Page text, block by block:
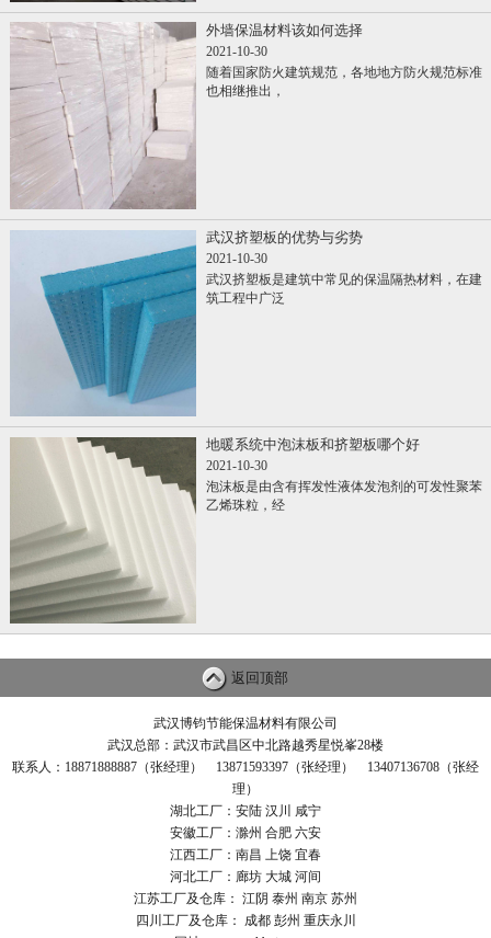
外墙保温材料该如何选择
2021-10-30
随着国家防火建筑规范，各地地方防火规范标准
也相继推出，
武汉挤塑板的优势与劣势
2021-10-30
武汉挤塑板是建筑中常见的保温隔热材料，在建
筑工程中广泛
地暖系统中泡沫板和挤塑板哪个好
2021-10-30
泡沫板是由含有挥发性液体发泡剂的可发性聚苯
乙烯珠粒，经
返回顶部
武汉博钧节能保温材料有限公司
武汉总部：武汉市武昌区中北路越秀星悦峯28楼
联系人：18871888887（张经理） 13871593397（张经理） 13407136708（张经
理）
湖北工厂：安陆 汉川 咸宁
安徽工厂：滁州 合肥 六安
江西工厂：南昌 上饶 宜春
河北工厂：廊坊 大城 河间
江苏工厂及仓库： 江阴 泰州 南京 苏州
四川工厂及仓库： 成都 彭州 重庆永川